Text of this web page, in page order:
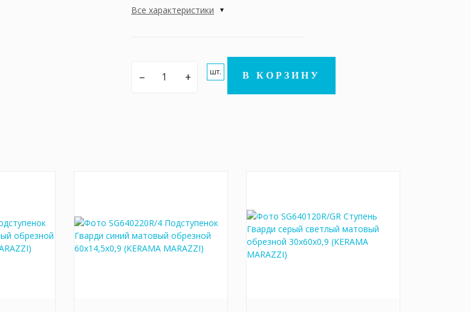
Все характеристики
– + шт. В КОРЗИНУ